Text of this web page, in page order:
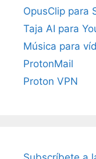
OpusClip para
Taja AI para
Música para
ProtonMail
Proton VPN